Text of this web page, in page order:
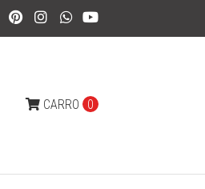
CARRO 0